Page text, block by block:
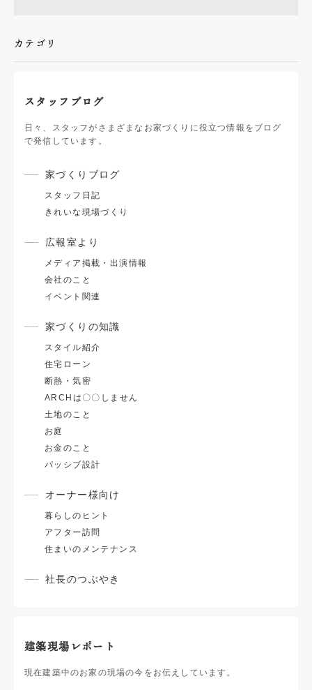
カテゴリ
スタッフブログ
日々、スタッフがさまざまなお家づくりに役立つ情報をブログ
で発信しています。
家づくりブログ
スタッフ日記
きれいな現場づくり
広報室より
メディア掲載・出演情報
会社のこと
イベント関連
家づくりの知識
スタイル紹介
住宅ローン
断熱・気密
ARCHは〇〇しません
土地のこと
お庭
お金のこと
パッシブ設計
オーナー様向け
暮らしのヒント
アフター訪問
住まいのメンテナンス
社長のつぶやき
建築現場レポート
現在建築中のお家の現場の今をお伝えしています。